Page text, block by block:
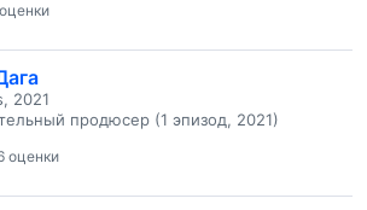
2021
продюсер (1 эпизод, 2021)
оценки